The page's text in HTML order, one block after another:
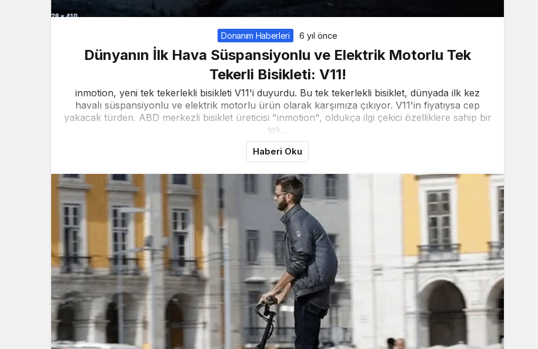
Donanım Haberleri 6 yıl önce
Dünyanın İlk Hava Süspansiyonlu ve Elektrik Motorlu Tek
Tekerli Bisikleti: V11!
inmotion, yeni tek tekerlekli bisikleti V11'i duyurdu. Bu tek tekerlekli bisiklet, dünyada ilk kez
havalı süspansiyonlu ve elektrik motorlu ürün olarak karşımıza çıkıyor. V11'in fiyatıysa cep
yakacak türden. ABD merkezli bisiklet üreticisi "inmotion", oldukça ilgi çekici özelliklere sahip bir
tek...
Haberi Oku